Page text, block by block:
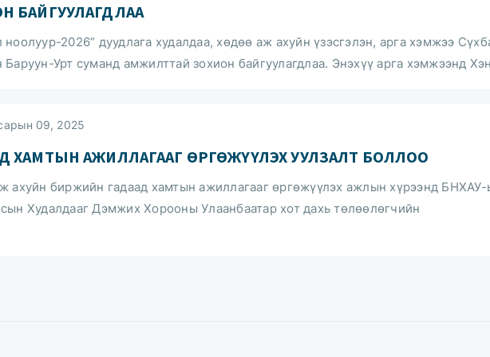
БАЙГУУЛАГДЛАА
ноолуур-2026” дуудлага худалдаа, хөдөө аж ахуйн үзэсгэлэн, арга хэмжээ
Баруун-Урт суманд амжилттай зохион байгуулагдлаа. Энэхүү арга хэмжээнд
09, 2025
ХАМТЫН АЖИЛЛАГААГ ӨРГӨЖҮҮЛЭХ УУЛЗАЛТ БОЛЛОО
ахуйн биржийн гадаад хамтын ажиллагааг өргөжүүлэх ажлын хүрээнд
Худалдааг Дэмжих Хорооны Улаанбаатар хот дахь төлөөлөгчийн